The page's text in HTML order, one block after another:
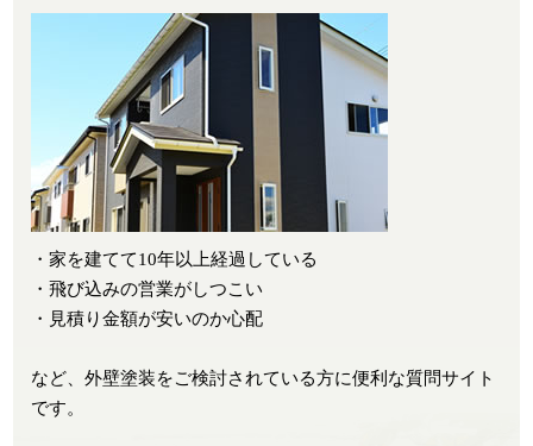
・家を建てて10年以上経過している
・飛び込みの営業がしつこい
・見積り金額が安いのか心配
など、外壁塗装をご検討されている方に便利な質問サイト
です。